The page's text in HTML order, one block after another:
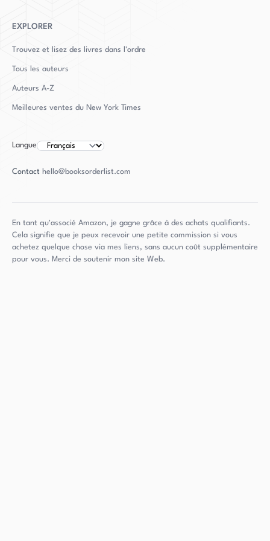
EXPLORER
Trouvez et lisez des livres dans l'ordre
Tous les auteurs
Auteurs A-Z
Meilleures ventes du New York Times
Langue
Contact hello@booksorderlist.com
En tant qu'associé Amazon, je gagne grâce à des achats qualifiants.
Cela signifie que je peux recevoir une petite commission si vous
achetez quelque chose via mes liens, sans aucun coût supplémentaire
pour vous. Merci de soutenir mon site Web.